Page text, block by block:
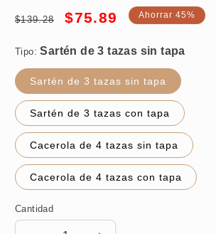
Precio
$139.28
Precio
oferta
$75.89 Ahorrar 45%
Tipo:
Sartén de 3 tazas sin tapa
Sartén de 3 tazas con tapa
Cacerola de 4 tazas sin tapa
Cacerola de 4 tazas con tapa
Cantidad